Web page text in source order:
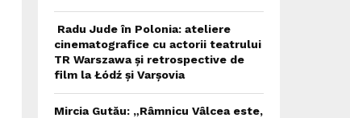
Radu Jude în Polonia: ateliere
cinematografice cu actorii teatrului
TR Warszawa și retrospective de
film la Łódź și Varșovia
Mircia Gutău: „Râmnicu Vâlcea este,